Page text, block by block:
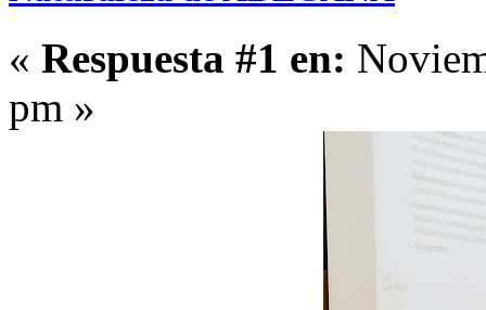
« Respuesta #1 en:
pm »